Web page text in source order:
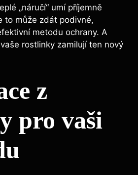
„náručí“ umí příjemně
to může zdát podivné,
metodu ochrany. A
rostlinky zamilují ten nový
z
pro vaši